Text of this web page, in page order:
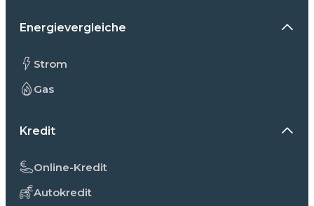
Energievergleiche
Strom
Gas
Kredit
Online-Kredit
Autokredit